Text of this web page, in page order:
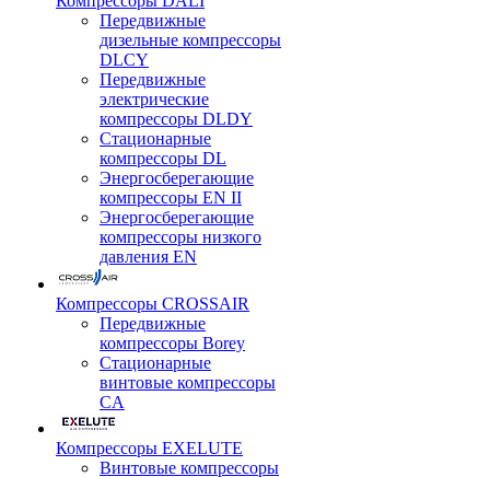
Передвижные
дизельные компрессоры
DLCY
Передвижные
электрические
компрессоры DLDY
Стационарные
компрессоры DL
Энергосберегающие
компрессоры EN II
Энергосберегающие
компрессоры низкого
давления EN
Компрессоры CROSSAIR
Передвижные
компрессоры Borey
Стационарные
винтовые компрессоры
CA
Компрессоры EXELUTE
Винтовые компрессоры